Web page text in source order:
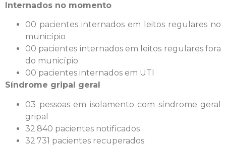
Internados no momento
00 pacientes internados em leitos regulares no
município
00 pacientes internados em leitos regulares fora
do município
00 pacientes internados em UTI
Síndrome gripal geral
03 pessoas em isolamento com síndrome geral
gripal
32.840 pacientes notificados
32.731 pacientes recuperados